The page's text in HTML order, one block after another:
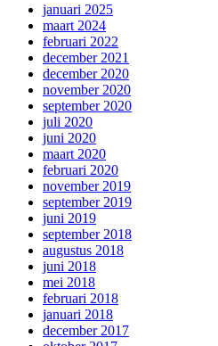
januari 2025
maart 2024
februari 2022
december 2021
december 2020
november 2020
september 2020
juli 2020
juni 2020
maart 2020
februari 2020
november 2019
september 2019
juni 2019
september 2018
augustus 2018
juni 2018
mei 2018
februari 2018
januari 2018
december 2017